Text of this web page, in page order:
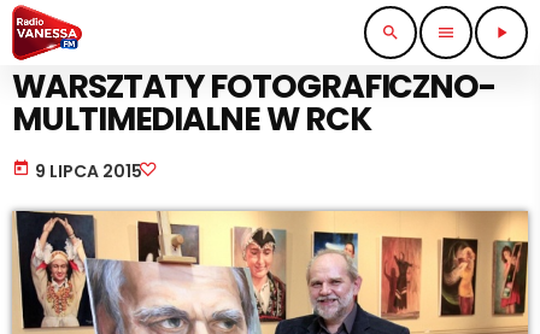
search menu play_arrow
KULTURA I ROZRYWKA
WARSZTATY FOTOGRAFICZNO-
MULTIMEDIALNE W RCK
today 9 LIPCA 2015